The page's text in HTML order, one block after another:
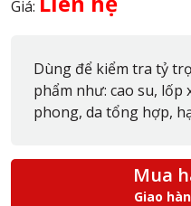
Giá:
Dùng để kiểm tra tỷ
phẩm như: cao su, lốp
phong, da tổng hợp,
Mua
Giao